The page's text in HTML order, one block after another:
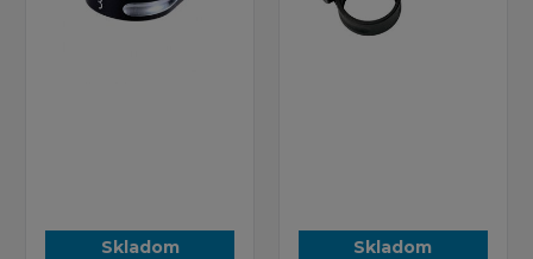
Skladom Skladom